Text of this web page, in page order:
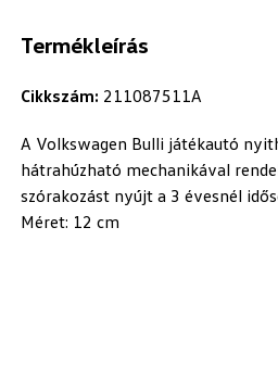
Termékleírás
Cikkszám: 211087511A
A Volkswagen Bulli játékautó
hátrahúzható mechanikával
szórakozást nyújt a 3 évesnél
Méret: 12 cm